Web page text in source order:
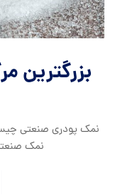
بزرگترین
نمک پودری صنعتی
نمک